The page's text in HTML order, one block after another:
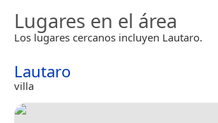
Lugares en el área
Los lugares cercanos incluyen Lautaro.
Lautaro
villa